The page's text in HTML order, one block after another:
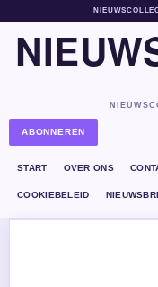
ABONNEREN
START OVER ONS
COOKIEBELEID